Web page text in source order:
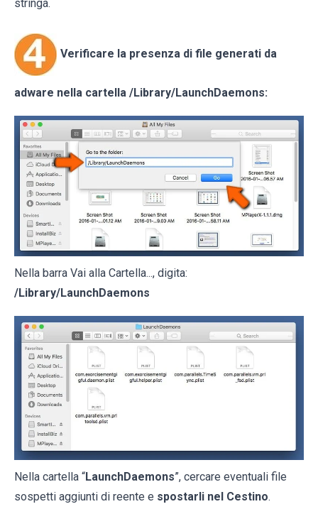
stringa.
Verificare la presenza di file generati da
adware nella cartella /Library/LaunchDaemons:
Nella barra Vai alla Cartella..., digita:
/Library/LaunchDaemons
Nella cartella “LaunchDaemons”, cercare eventuali file
sospetti aggiunti di reente e spostarli nel Cestino.